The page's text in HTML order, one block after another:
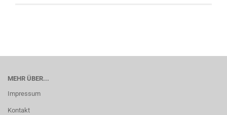
MEHR ÜBER...
Impressum
Kontakt